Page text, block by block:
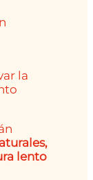
la
lento